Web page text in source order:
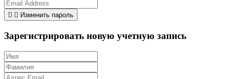
  Изменить пароль
Зарегистрировать новую учетную запись